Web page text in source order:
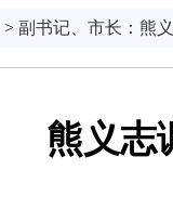
> 副书记、 市长： 熊
熊义志